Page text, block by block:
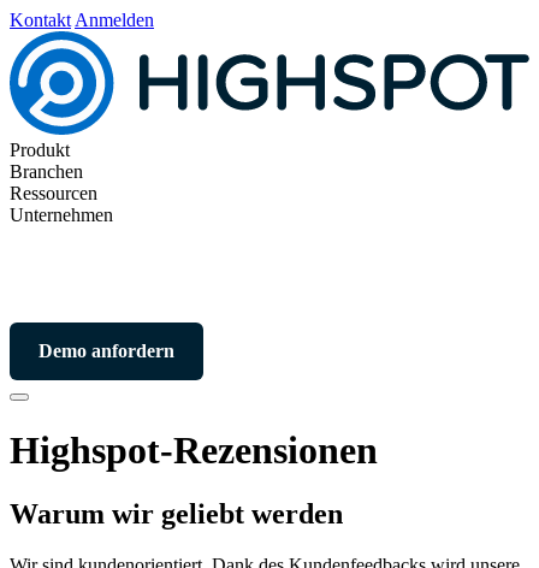
Kontakt Anmelden
Produkt
Branchen
Ressourcen
Unternehmen
Demo anfordern
Highspot-Rezensionen
Warum wir geliebt werden